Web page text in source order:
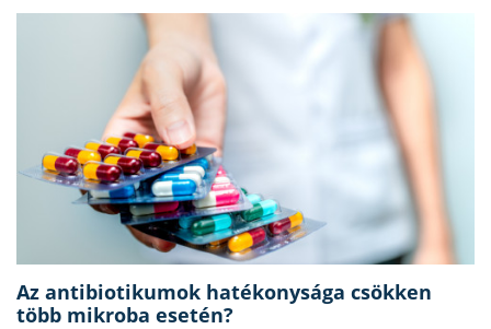
Az antibiotikumok hatékonysága csökken
több mikroba esetén?